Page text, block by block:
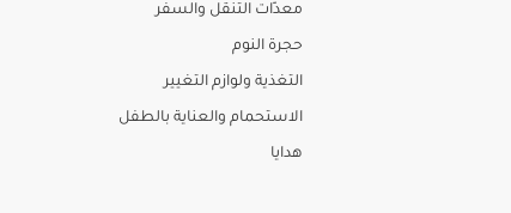
معدّات التنقل والسفر
حجرة النوم
التغذية ولوازم التغيير
الاستحمام والعناية بالطفل
هدايا